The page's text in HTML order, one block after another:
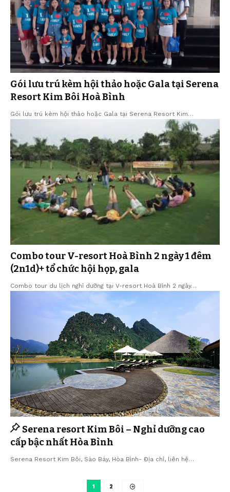
Gói lưu trú kèm hội thảo hoặc Gala tại Serena
Resort Kim Bôi Hoà Bình
Gói lưu trú kèm hội thảo hoặc Gala tại Serena Resort Kim…
Combo tour V-resort Hoà Bình 2 ngày 1 đêm
(2n1d)+ tổ chức hội họp, gala
Combo tour du lịch nghỉ dưỡng tại V-resort Hoà Bình 2 ngày…
Serena resort Kim Bôi – Nghỉ dưỡng cao
cấp bậc nhất Hòa Bình
Serena Resort Kim Bôi, Sào Báy, Hòa Bình- Địa chỉ, liên hệ…
1 2